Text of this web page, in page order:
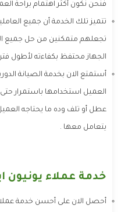
فنحن نكون أكثر اهتمام براحة
تتميز تلك الخدمة أن جميع
تجعلهم متمكنين من حل جميع
الجهاز محتفظ بكفاءته لأطول
أستمتع الان بخدمة الصيانة
العميل استخدامها باستمرار
عطل أو تلف وده ما يحتاجه
يتعامل معها .
خدمة عملاء يونيون